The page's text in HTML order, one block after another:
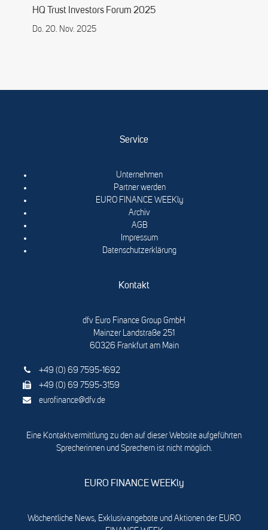
HQ Trust Investors Forum 2025
Do. 20. Nov. 2025
Service
Unternehmen
Partner werden
EURO FINANCE WEEKly
Archiv
AGB
Impressum
Datenschutzerklärung
Kontakt
dfv Euro Finance Group GmbH
Mainzer Landstraße 251
60326 Frankfurt am Main
+49 (0) 69 7595-1692
+49 (0) 69 7595-3159
eurofinance@dfv.de
Eine Kontaktvermittlung zu den auf dieser Website aufgeführten
Sprecherinnen und Sprechern ist nicht möglich.
EURO FINANCE WEEKly
Wöchentliche News, Exklusivangebote und Aktionen der EURO